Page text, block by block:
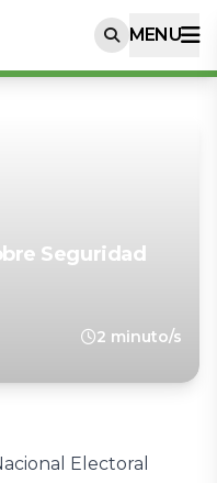
MENU
Seguridad
2 minuto/s
Electoral